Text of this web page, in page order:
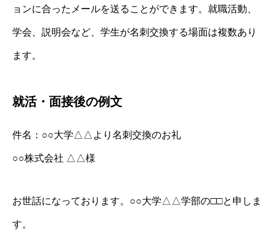
ョンに合ったメールを送ることができます。就職活動、
学会、説明会など、学生が名刺交換する場面は複数あり
ます。
就活・面接後の例文
件名：○○大学△△より名刺交換のお礼
○○株式会社 △△様
お世話になっております。○○大学△△学部の□□と申しま
す。